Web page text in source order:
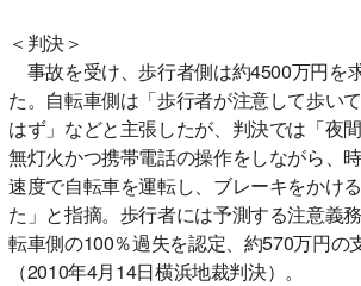
＜判決＞
事故を受け、歩行者側は約4500万円を
た。自転車側は「歩行者が注意して歩い
はず」などと主張したが、判決では「夜間
無灯火かつ携帯電話の操作をしながら、
速度で自転車を運転し、ブレーキをかけ
た」と指摘。歩行者には予測する注意義
転車側の100％過失を認定、約570万円の
（2010年4月14日横浜地裁判決）。